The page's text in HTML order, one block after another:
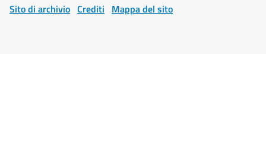
Sito di archivio Crediti Mappa del sito